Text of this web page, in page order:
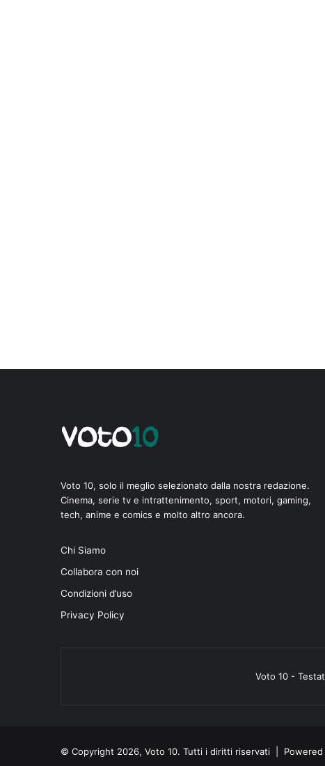
Voto 10, solo il meglio selezionato dalla nostra redazione.
Cinema, serie tv e intrattenimento, sport, motori, gaming,
tech, anime e comics e molto altro ancora.
Chi Siamo
Collabora con noi
Condizioni d’uso
Privacy Policy
Voto 10 -
© Copyright 2026, Voto 10. Tutti i diritti riservati | Powered